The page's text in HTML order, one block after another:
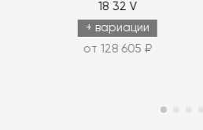
18 32 V
+ вариации
от 128 605 ₽